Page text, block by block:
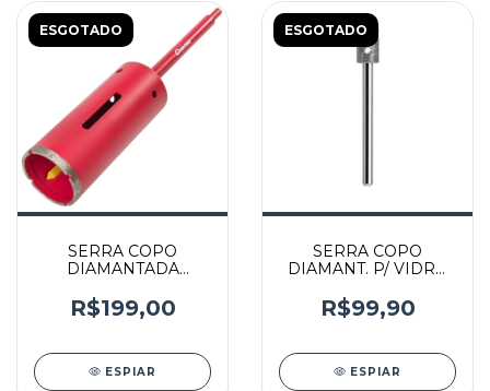
ESGOTADO
SERRA COPO
DIAMANTADA
CORTAG
R$199,00
ESPIAR
ESGOTADO
SERRA COPO
DIAMANT. P/ VIDRO
DREMEL
R$99,90
ESPIAR